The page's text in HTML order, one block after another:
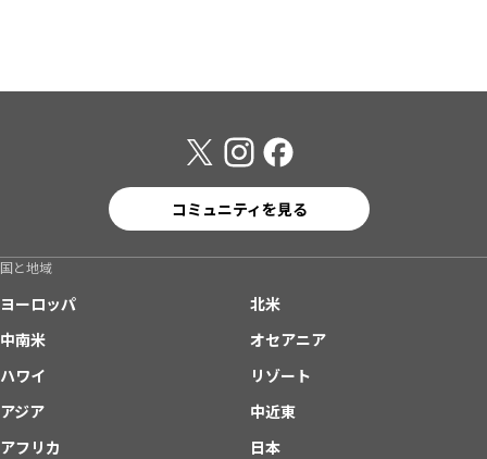
コミュニティを見る
国と地域
ヨーロッパ
北米
中南米
オセアニア
ハワイ
リゾート
アジア
中近東
アフリカ
日本